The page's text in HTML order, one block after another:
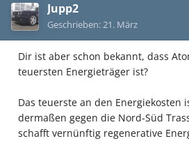
Jupp2
Geschrieben:21. März
Dir ist aber schon bekannt, dass
teuersten Energieträger ist?
Das teuerste an den Energiekosten
dermaßen gegen die Nord-Süd
schafft vernünftig regenerative